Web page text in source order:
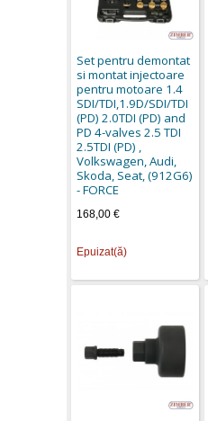
Set pentru demontat
si montat injectoare
pentru motoare 1.4
SDI/TDI,1.9D/SDI/TDI
(PD) 2.0TDI (PD) and
PD 4-valves 2.5 TDI
2.5TDI (PD) ,
Volkswagen, Audi,
Skoda, Seat, (912G6)
- FORCE
168,00 €
Epuizat(ă)